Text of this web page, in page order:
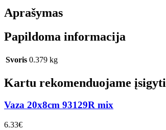
Aprašymas
Papildoma informacija
Svoris 0.379 kg
Kartu rekomenduojame įsigyti
Vaza 20x8cm 93129R mix
6.33€